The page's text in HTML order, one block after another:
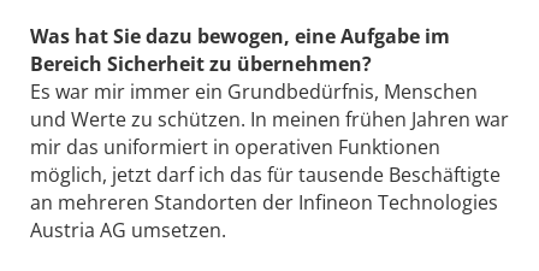
Was hat Sie dazu bewogen, eine Aufgabe im
Bereich Sicherheit zu übernehmen?
Es war mir immer ein Grundbedürfnis, Menschen
und Werte zu schützen. In meinen frühen Jahren war
mir das uniformiert in operativen Funktionen
möglich, jetzt darf ich das für tausende Beschäftigte
an mehreren Standorten der Infineon Technologies
Austria AG umsetzen.